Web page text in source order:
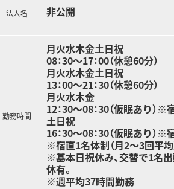
法人名 非公開
勤務時間
月火水木金土日祝
08：30～17：00（休憩60分）
月火水木金土日祝
13：00～21：30（休憩60分）
月火水木金
12：30～08：30（仮眠あり）※
土日祝
16：30～08：30（仮眠あり）※
※宿直1名体制（月2～3回平均
※基本日祝休み、交替で1名
休有。
※週平均37時間勤務